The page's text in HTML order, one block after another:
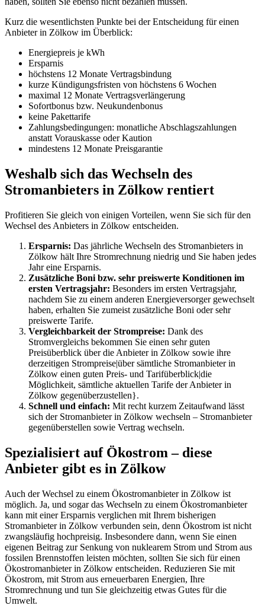
Kurz die wesentlichsten Punkte bei der Entscheidung für einen
Anbieter in Zölkow im Überblick:
Energiepreis je kWh
Ersparnis
höchstens 12 Monate Vertragsbindung
kurze Kündigungsfristen von höchstens 6 Wochen
maximal 12 Monate Vertragsverlängerung
Sofortbonus bzw. Neukundenbonus
keine Pakettarife
Zahlungsbedingungen: monatliche Abschlagszahlungen
anstatt Vorauskasse oder Kaution
mindestens 12 Monate Preisgarantie
Weshalb sich das Wechseln des
Stromanbieters in Zölkow rentiert
Profitieren Sie gleich von einigen Vorteilen, wenn Sie sich für den
Wechsel des Anbieters in Zölkow entscheiden.
Ersparnis: Das jährliche Wechseln des Stromanbieters in
Zölkow hält Ihre Stromrechnung niedrig und Sie haben jedes
Jahr eine Ersparnis.
Zusätzliche Boni bzw. sehr preiswerte Konditionen im
ersten Vertragsjahr: Besonders im ersten Vertragsjahr,
nachdem Sie zu einem anderen Energieversorger gewechselt
haben, erhalten Sie zumeist zusätzliche Boni oder sehr
preiswerte Tarife.
Vergleichbarkeit der Strompreise: Dank des
Stromvergleichs bekommen Sie einen sehr guten
Preisüberblick über die Anbieter in Zölkow sowie ihre
derzeitigen Strompreise|über sämtliche Stromanbieter in
Zölkow einen guten Preis- und Tarifüberblick|die
Möglichkeit, sämtliche aktuellen Tarife der Anbieter in
Zölkow gegenüberzustellen}.
Schnell und einfach: Mit recht kurzem Zeitaufwand lässt
sich der Stromanbieter in Zölkow wechseln – Stromanbieter
gegenüberstellen sowie Vertrag wechseln.
Spezialisiert auf Ökostrom – diese
Anbieter gibt es in Zölkow
Auch der Wechsel zu einem Ökostromanbieter in Zölkow ist
möglich. Ja, und sogar das Wechseln zu einem Ökostromanbieter
kann mit einer Ersparnis verglichen mit Ihrem bisherigen
Stromanbieter in Zölkow verbunden sein, denn Ökostrom ist nicht
zwangsläufig hochpreisig. Insbesondere dann, wenn Sie einen
eigenen Beitrag zur Senkung von nuklearem Strom und Strom aus
fossilen Brennstoffen leisten möchten, sollten Sie sich für einen
Ökostromanbieter in Zölkow entscheiden. Reduzieren Sie mit
Ökostrom, mit Strom aus erneuerbaren Energien, Ihre
Stromrechnung und tun Sie gleichzeitig etwas Gutes für die
Umwelt.